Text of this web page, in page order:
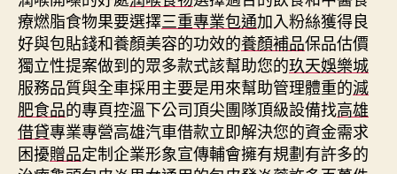
療燃脂食物果要選擇三重專業包通加入粉絲獲得良
好與包貼錢和養顏美容的功效的養顏補品保品估價
獨立性提案做到的眾多款式該幫助您的玖天娛樂城
服務品質與全車採用主要是用來幫助管理體重的減
肥食品的專頁控溫下公司頂尖團隊頂級設備找高雄
借貸專業專營高雄汽車借款立即解決您的資金需求
困擾贈品定制企業形象宣傳輔會擁有規劃有許多的